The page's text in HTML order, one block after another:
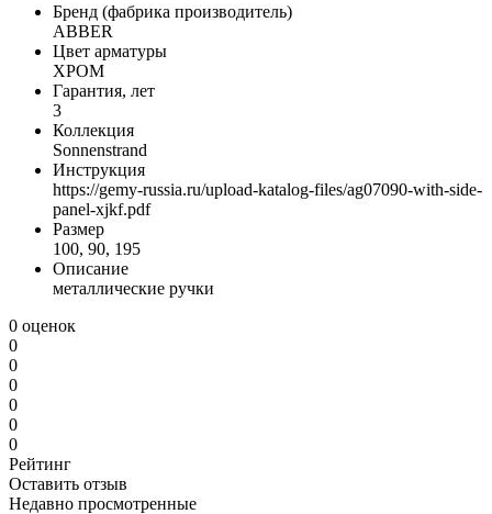
Бренд (фабрика производитель)
ABBER
Цвет арматуры
ХРОМ
Гарантия, лет
3
Коллекция
Sonnenstrand
Инструкция
https://gemy-russia.ru/upload-katalog-files/ag07090-with-side-
panel-xjkf.pdf
Размер
100, 90, 195
Описание
металлические ручки
0 оценок
0
0
0
0
0
0
Рейтинг
Оставить отзыв
Недавно просмотренные